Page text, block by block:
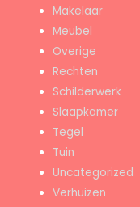
Makelaar
Meubel
Overige
Rechten
Schilderwerk
Slaapkamer
Tegel
Tuin
Uncategorized
Verhuizen